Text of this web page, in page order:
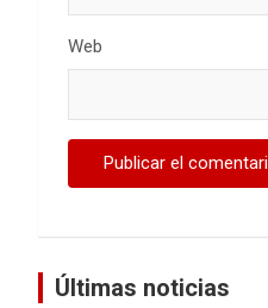
Web
Últimas noticias